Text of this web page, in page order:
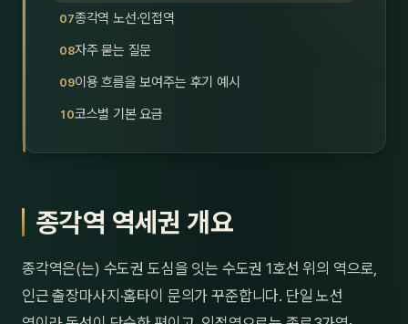
울산
24
종각역 노선·인접역
자주 묻는 질문
이용 흐름을 보여주는 후기 예시
코스별 기본 요금
종각역 역세권 개요
종각역은(는) 수도권 도심을 잇는 수도권 1호선 위의 역으로,
인근 출장마사지·홈타이 문의가 꾸준합니다. 단일 노선